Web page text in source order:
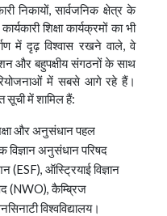
निकायों, सार्वजनिक क्षेत्र के
शिक्षा कार्यक्रमों का भी
में दृढ़ विश्वास रखने वाले, वे
और बहुपक्षीय संगठनों के साथ
में सबसे आगे रहे हैं।
सूची में शामिल हैं:
और अनुसंधान पहल
विज्ञान अनुसंधान परिषद
(ESF), ऑस्ट्रियाई विज्ञान
(NWO), कैम्ब्रिज
विश्वविद्यालय।